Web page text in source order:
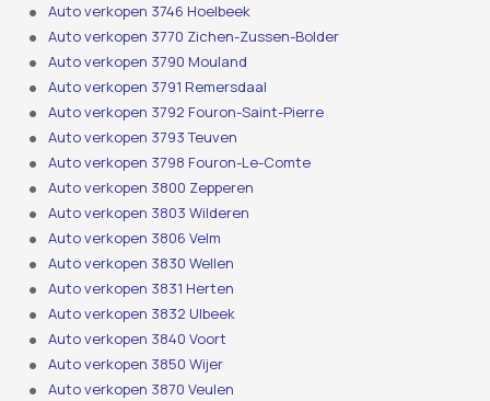
Auto verkopen 3746 Hoelbeek
Auto verkopen 3770 Zichen-Zussen-Bolder
Auto verkopen 3790 Mouland
Auto verkopen 3791 Remersdaal
Auto verkopen 3792 Fouron-Saint-Pierre
Auto verkopen 3793 Teuven
Auto verkopen 3798 Fouron-Le-Comte
Auto verkopen 3800 Zepperen
Auto verkopen 3803 Wilderen
Auto verkopen 3806 Velm
Auto verkopen 3830 Wellen
Auto verkopen 3831 Herten
Auto verkopen 3832 Ulbeek
Auto verkopen 3840 Voort
Auto verkopen 3850 Wijer
Auto verkopen 3870 Veulen